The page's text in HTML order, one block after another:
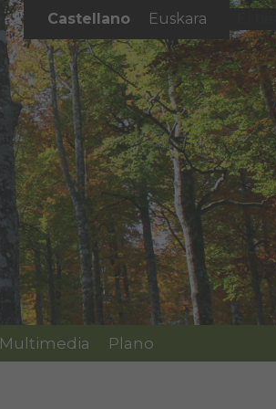
Castellano Euskara
Multimedia Plano